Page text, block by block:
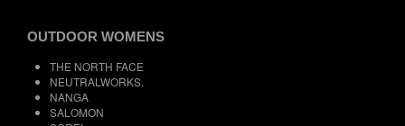
OUTDOOR WOMENS
THE NORTH FACE
NEUTRALWORKS.
NANGA
SALOMON